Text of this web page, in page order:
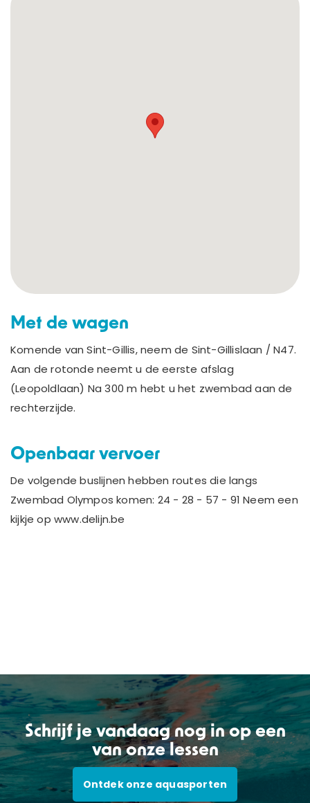
KAMPEN
Inloggen
Met de wagen
Komende van Sint-Gillis, neem de Sint-Gillislaan / N47.
Aan de rotonde neemt u de eerste afslag
(Leopoldlaan) Na 300 m hebt u het zwembad aan de
rechterzijde.
Openbaar vervoer
De volgende buslijnen hebben routes die langs
Zwembad Olympos komen: 24 - 28 - 57 - 91 Neem een
kijkje op www.delijn.be
Schrijf je vandaag nog in op een
van onze lessen
Ontdek onze aquasporten